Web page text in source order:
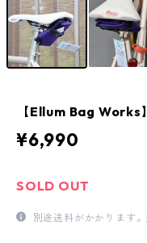
【Ellum Bag
¥6,990
SOLD OUT
別途送料がかかります。